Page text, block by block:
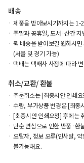
배송
제품을 받아보시기까지는 1-
주말과 공휴일, 도서·산간
퀵 배송을 받아보길 원하시
(서울 및 경기 가능)
택배는 택배사 사정에 따라
취소/교환/ 환불
주문취소는 [최종시안 인쇄
수량, 부가상품 변경은 [최종
[최종시안 인쇄요청] 후에는
단순 변심으로 인한 반품·환
오탈자, 정보 오류(인사말,
불가능해요.